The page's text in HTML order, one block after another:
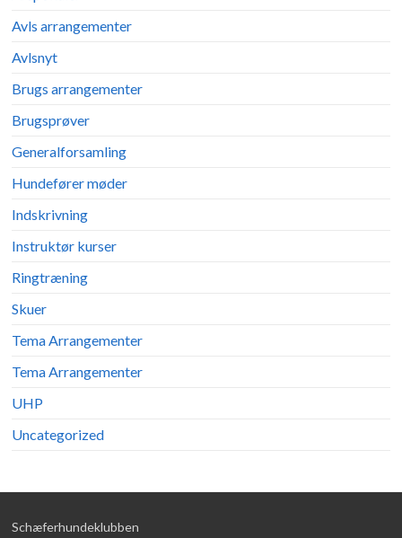
Avls arrangementer
Avlsnyt
Brugs arrangementer
Brugsprøver
Generalforsamling
Hundefører møder
Indskrivning
Instruktør kurser
Ringtræning
Skuer
Tema Arrangementer
Tema Arrangementer
UHP
Uncategorized
Schæferhundeklubben